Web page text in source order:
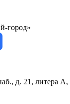
город»
д. 21, литера А,